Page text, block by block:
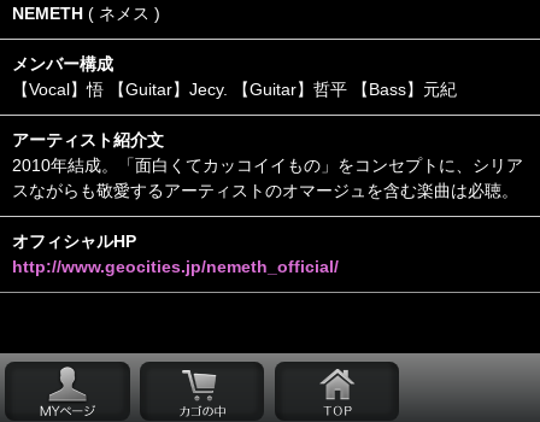
NEMETH ( ネメス )
メンバー構成
【Vocal】悟 【Guitar】Jecy. 【Guitar】哲平 【Bass】元紀
アーティスト紹介文
2010年結成。「面白くてカッコイイもの」をコンセプトに、シリア
スながらも敬愛するアーティストのオマージュを含む楽曲は必聴。
オフィシャルHP
http://www.geocities.jp/nemeth_official/